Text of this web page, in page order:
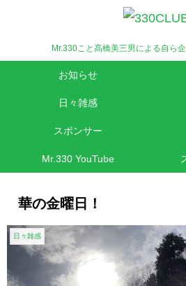
Mr.330こと高橋美三男による自ら
お知らせ
日々雑感
スポンサー
Mr.330 YouTube
華の金曜日！
日々雑感